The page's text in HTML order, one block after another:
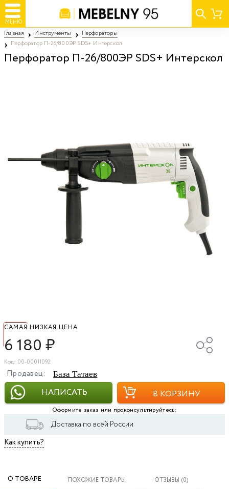
МЕНЮ
Главная Инструменты
Перфораторы
Перфоратор П-26/800ЭР SDS+ Интерскол
Перфоратор П-26/800ЭР SDS+ Интерскол
САМАЯ НИЗКАЯ ЦЕНА
6 180₽
Код: 00-00011092
Продавец: База Татаев
НАПИСАТЬ В КОРЗИНУ
Оформите заказ или проконсультируйтесь:
Доставка по всей России
Как купить?
О ТОВАРЕ ПОХОЖИЕ ТОВАРЫ ОТЗЫВЫ (0)